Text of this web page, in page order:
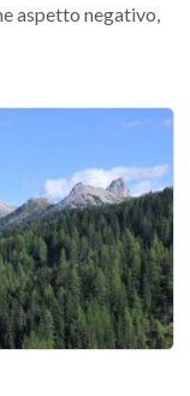
aspetto negativo,